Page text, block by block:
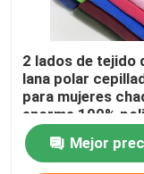
2 lados de tejido
lana polar
para mujeres
enorme 100%
teñido 160gm
Mejor